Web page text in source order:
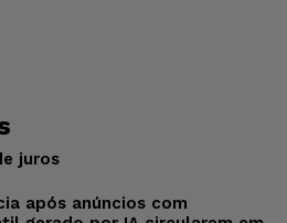
juros
após anúncios com